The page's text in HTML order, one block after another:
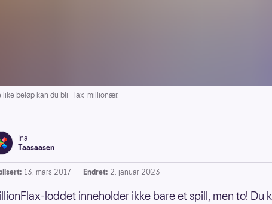
like beløp kan du bli Flax-millionær.
Ina
Taasaasen
13. mars 2017 Endret: 2. januar 2023
loddet inneholder ikke bare et spill, men to! Du